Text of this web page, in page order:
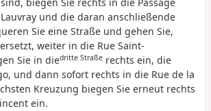
und die daran anschließende
Sie eine Straße und gehen Sie,
weiter in die Rue Saint-
Sie in diedritte Straße rechts ein, die
und dann sofort rechts in die Rue de la
Kreuzung biegen Sie erneut rechts
ein.